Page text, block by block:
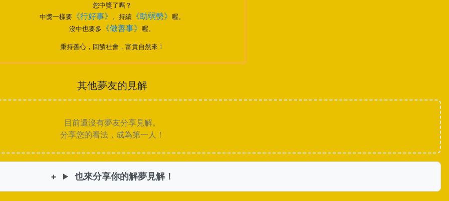
您中獎了嗎？
中獎一樣要《行好事》 、持續《助弱勢》 喔。
沒中也要多
《做善事》喔。
秉持善心，回饋社會，富貴自然來！
其他夢友的見解
目前還沒有夢友分享見解。
分享您的看法，成為第一人！
也來分享你的解夢見解！